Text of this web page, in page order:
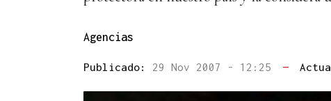
Agencias
Publicado: 29 Nov 2007 - 12:25 —